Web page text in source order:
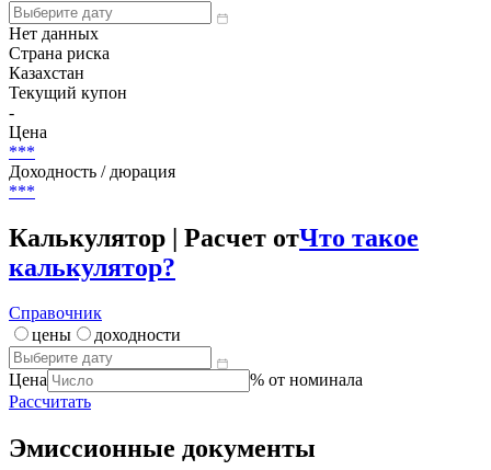
Нет данных
Страна риска
Казахстан
Текущий купон
-
Цена
***
Доходность / дюрация
***
Калькулятор | Расчет отЧто такое
калькулятор?
Справочник
цены
доходности
Цена
% от номинала
Рассчитать
Эмиссионные документы